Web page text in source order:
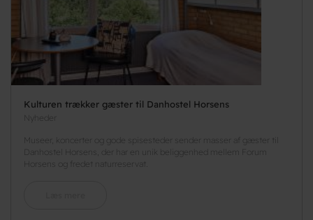
Kulturen trækker gæster til Danhostel Horsens
Nyheder
Museer, koncerter og gode spisesteder sender masser af gæster til
Danhostel Horsens, der har en unik beliggenhed mellem Forum
Horsens og fredet naturreservat.